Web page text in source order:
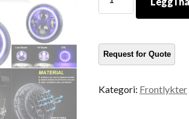
Tomme
lys
jeep
blå
Kategori: Frontlykter